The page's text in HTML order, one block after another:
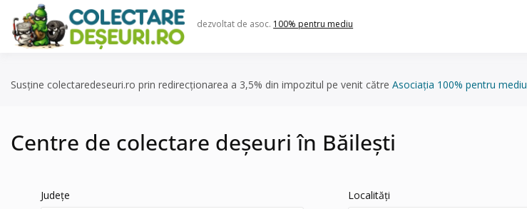
content
dezvoltat de asoc. 100% pentru mediu
Susține colectaredeseuri.ro prin redirecționarea a 3,5% din impozitul pe venit către Asociația 100% pentru mediu
Centre de colectare deșeuri în Băilești
Județe Localități